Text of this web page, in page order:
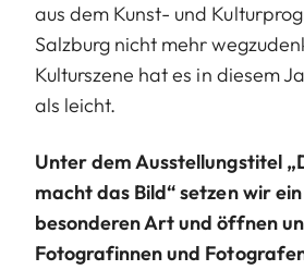
aus dem Kunst- und
Salzburg nicht mehr
Kulturszene hat es in diesem
als leicht.
Unter dem Ausstellungstitel
macht das Bild“ setzen wir
besonderen Art und öffnen
Fotografinnen und